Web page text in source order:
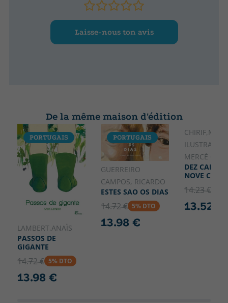
Laisse-nous ton avis
De la même maison d'édition
PORTUGAIS
LAMBERT,ANAÏS
PASSOS DE
GIGANTE
14.72 € 5% DTO
13.98 €
PORTUGAIS
GUERREIRO
CAMPOS, RICARDO
ESTES SAO OS DIAS
14.72 € 5% DTO
13.98 €
MERCÈ GALÍ
DEZ
NOVE
14.23 €
13.52 €